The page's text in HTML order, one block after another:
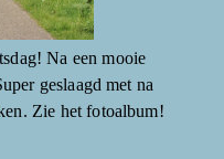
Na een mooie
geslaagd met na
Zie het fotoalbum!